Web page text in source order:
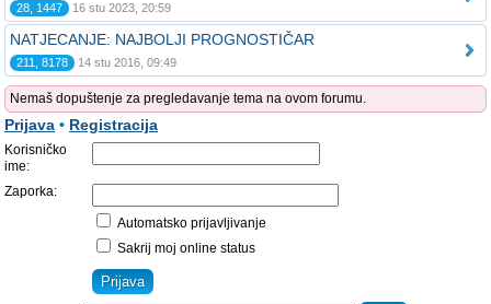
28, 1447 16 stu 2023, 20:59
NATJECANJE: NAJBOLJI PROGNOSTIČAR
211, 8178 14 stu 2016, 09:49
Nemaš dopuštenje za pregledavanje tema na ovom forumu.
Prijava • Registracija
Korisničko
ime:
Zaporka:
Automatsko prijavljivanje
Sakrij moj online status